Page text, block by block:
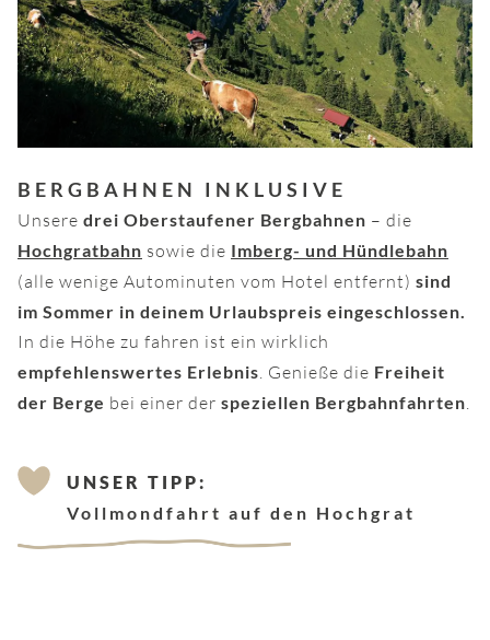
BERGBAHNEN INKLUSIVE
Unsere drei Oberstaufener Bergbahnen – die
Hochgratbahn sowie die Imberg- und Hündlebahn
(alle wenige Autominuten vom Hotel entfernt) sind
im Sommer in deinem Urlaubspreis eingeschlossen.
In die Höhe zu fahren ist ein wirklich
empfehlenswertes Erlebnis. Genieße die Freiheit
der Berge bei einer der speziellen Bergbahnfahrten.
UNSER TIPP:
Vollmondfahrt auf den Hochgrat